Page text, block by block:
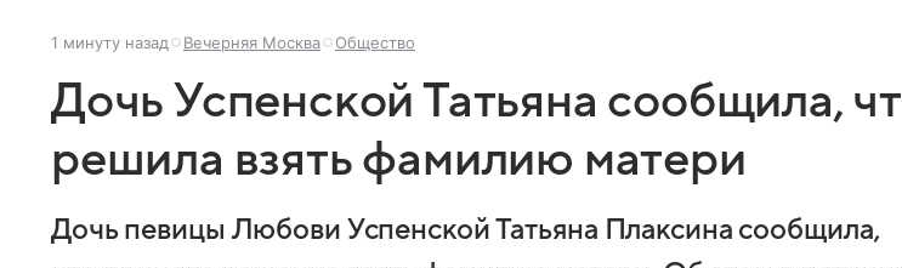
1 минуту назад Вечерняя Москва Общество
Дочь Успенской Татьяна сообщила,
решила взять фамилию матери
Дочь певицы Любови Успенской Татьяна Плаксина сообщила,